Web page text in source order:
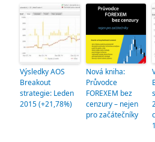
Výsledky AOS
Breakout
strategie: Leden
2015 (+21,78%)
Nová kniha:
Průvodce
FOREXEM bez
cenzury – nejen
pro začátečníky